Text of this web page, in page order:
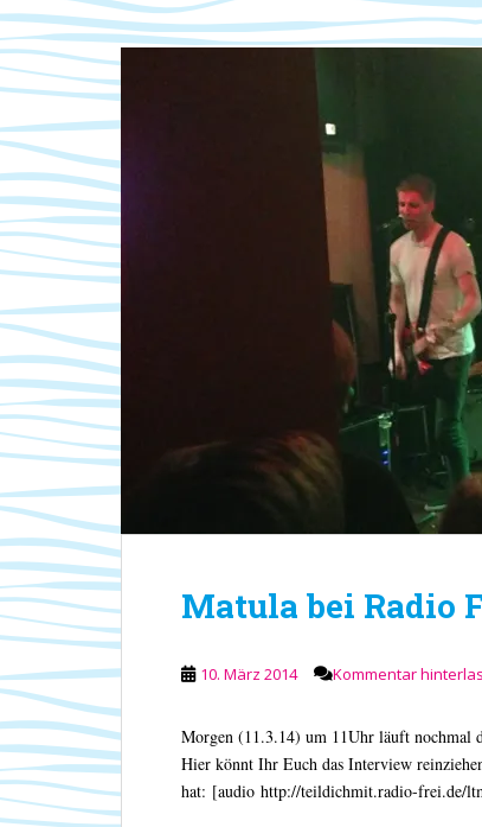
Matula bei Radio
10. März 2014 Kommentar
Morgen (11.3.14) um 11Uhr läuft nochmal
Hier könnt Ihr Euch das Interview
hat: [audio http://teildichmit.radio-frei.de/